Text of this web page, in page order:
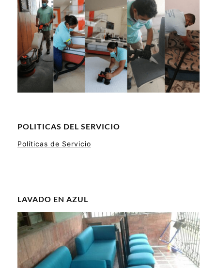
POLITICAS DEL SERVICIO
Políticas de Servicio
LAVADO EN AZUL